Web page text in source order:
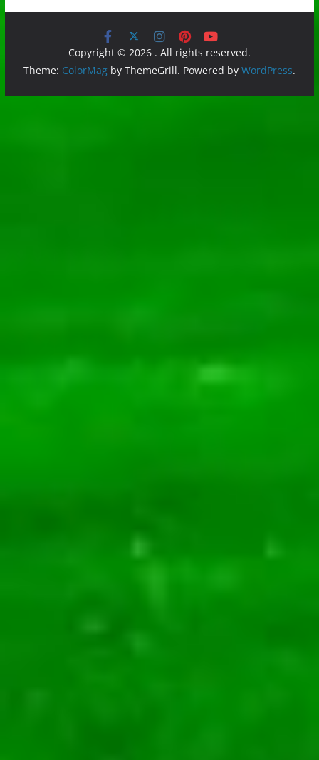
Copyright © 2026 . All rights reserved.
Theme: ColorMagby ThemeGrill. Powered by WordPress.